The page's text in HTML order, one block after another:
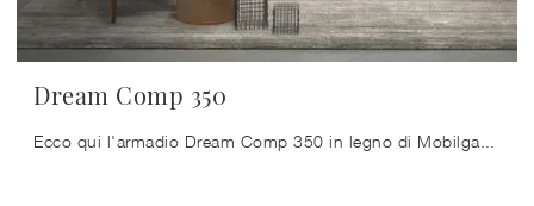
Dream Comp 350